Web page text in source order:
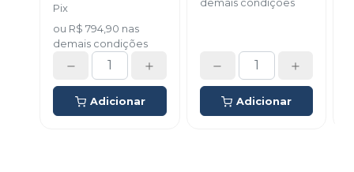
misturadoras e 02
colheres dosadoras.
Pix
ou R$ 794,90 nas
demais condições
Adicionar
demais condições
Adicionar